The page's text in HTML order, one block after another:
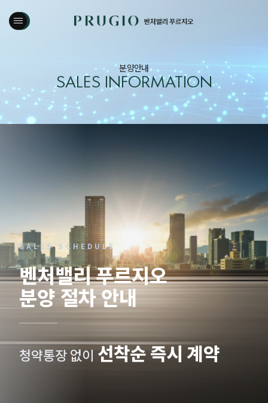
분양안내
SALES INFORMATION
SALES SCHEDULE
벤처밸리 푸르지오
분양 절차 안내
청약통장 없이 선착순 즉시 계약